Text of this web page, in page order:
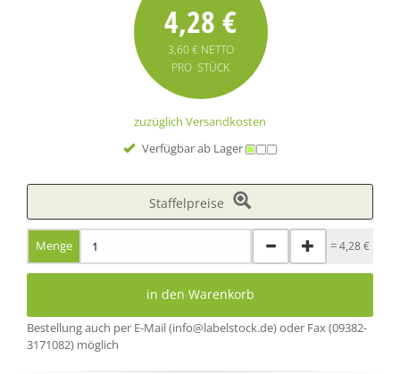
4,28 €
3,60 € NETTO
PRO STÜCK
zuzüglich Versandkosten
Verfügbar ab Lager
Staffelpreise
Menge =4,28 €
in den Warenkorb
Bestellung auch per E-Mail (info@labelstock.de) oder Fax (09382-
3171082) möglich